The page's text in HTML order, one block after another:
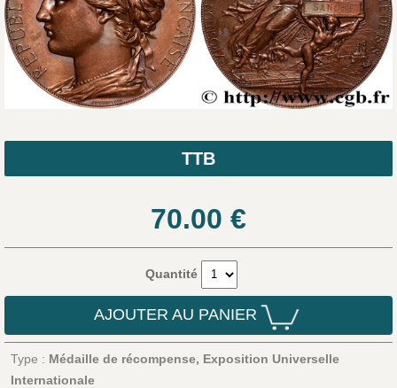
TTB
70.00 €
Quantité
AJOUTER AU PANIER
Type : Médaille de récompense, Exposition Universelle
Internationale